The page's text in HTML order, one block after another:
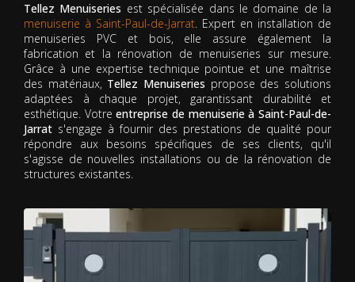
Tellez Menuiseries est spécialisée dans le domaine de la
menuiserie à Saint-Paul-de-Jarrat. Expert en installation de
menuiseries PVC et bois, elle assure également la
fabrication et la rénovation de menuiseries sur mesure.
Grâce à une expertise technique pointue et une maîtrise
des matériaux, Tellez Menuiseries propose des solutions
adaptées à chaque projet, garantissant durabilité et
esthétique. Votreentreprise de menuiserie à Saint-Paul-de-
Jarrat s'engage à fournir des prestations de qualité pour
répondre aux besoins spécifiques de ses clients, qu'il
s'agisse de nouvelles installations ou de la rénovation de
structures existantes.